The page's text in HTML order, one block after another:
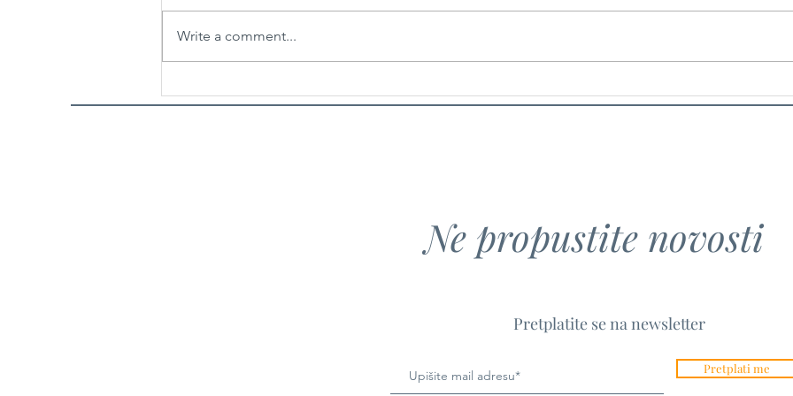
Oscarom® nagrađena „Ničija
film The Milk of Life
Write a comment...
Ne propustite novosti
Pretplatite se na newsletter
Pretplati me